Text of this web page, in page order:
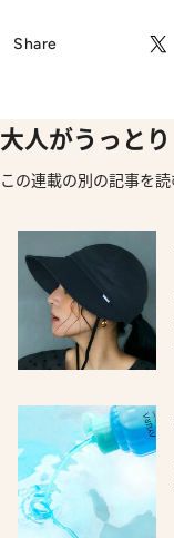
Share
大人がうっと
この連載の別の記事を読